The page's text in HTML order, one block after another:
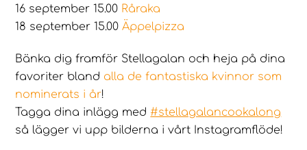
16 september 15.00 Råraka
18 september 15.00Äppelpizza
Bänka dig framför Stellagalan och heja på dina
favoriter bland alla de fantastiska kvinnor som
nominerats i år!
Tagga dina inlägg med #stellagalancookalong
så lägger vi upp bilderna i vårt Instagramflöde!